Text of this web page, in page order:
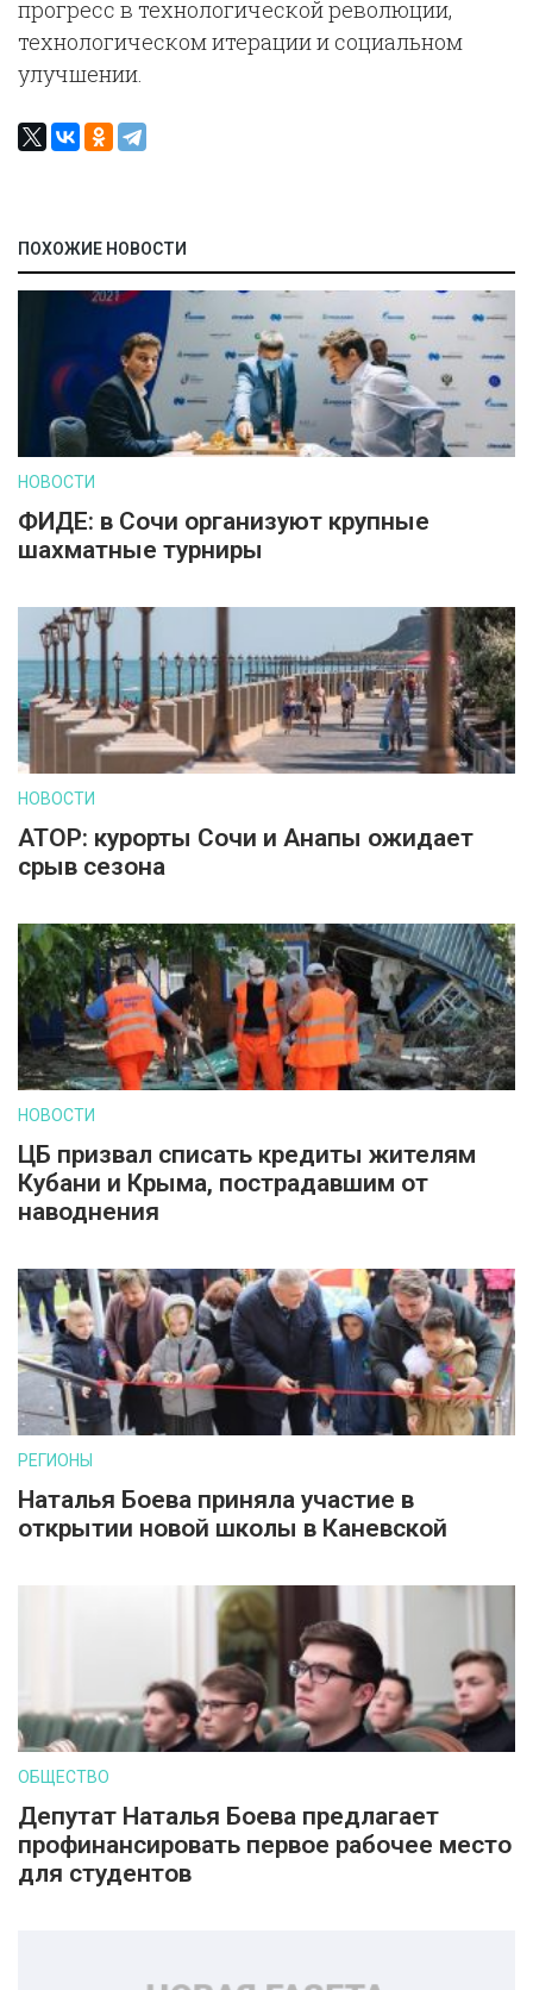
прогресс в технологической революции,
технологическом итерации и социальном
улучшении.
ПОХОЖИЕ НОВОСТИ
НОВОСТИ
ФИДЕ: в Сочи организуют крупные
шахматные турниры
НОВОСТИ
АТОР: курорты Сочи и Анапы ожидает
срыв сезона
НОВОСТИ
ЦБ призвал списать кредиты жителям
Кубани и Крыма, пострадавшим от
наводнения
РЕГИОНЫ
Наталья Боева приняла участие в
открытии новой школы в Каневской
ОБЩЕСТВО
Депутат Наталья Боева предлагает
профинансировать первое рабочее место
для студентов